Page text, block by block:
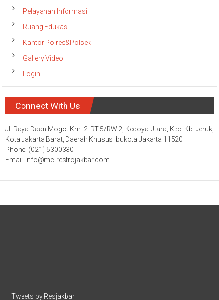
Pelayanan Informasi
Ruang Edukasi
Kantor Polres&Polsek
Gallery Video
Login
Connect With Us
Jl. Raya Daan Mogot Km. 2, RT.5/RW.2, Kedoya Utara, Kec. Kb. Jeruk,
Kota Jakarta Barat, Daerah Khusus Ibukota Jakarta 11520
Phone: (021) 5300330
Email: info@mc-restrojakbar.com
Tweets by Resjakbar